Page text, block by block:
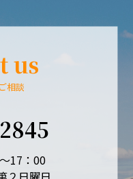
us
相談
17：00